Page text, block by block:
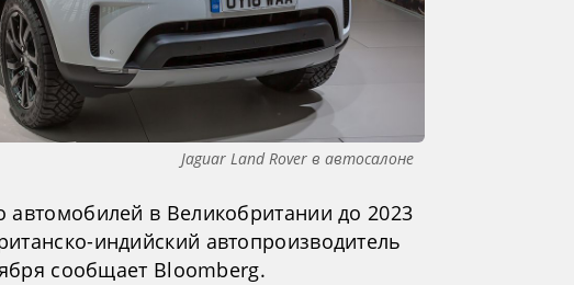
Jaguar Land Rover в автосалоне
автомобилей в Великобритании до 2023
индийский автопроизводитель
сообщает Bloomberg.